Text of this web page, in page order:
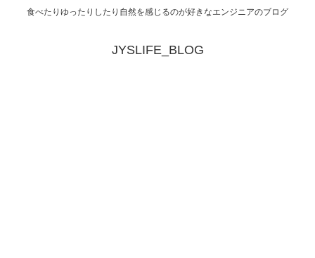
食べたりゆったりしたり自然を感じるのが好きなエンジニアのブログ
JYSLIFE_BLOG